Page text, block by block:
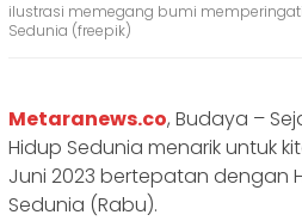
ilustrasi memegang bumi
Sedunia (freepik)
Metaranews.co, Budaya –
Hidup Sedunia menarik untuk
Juni 2023 bertepatan dengan
Sedunia (Rabu).